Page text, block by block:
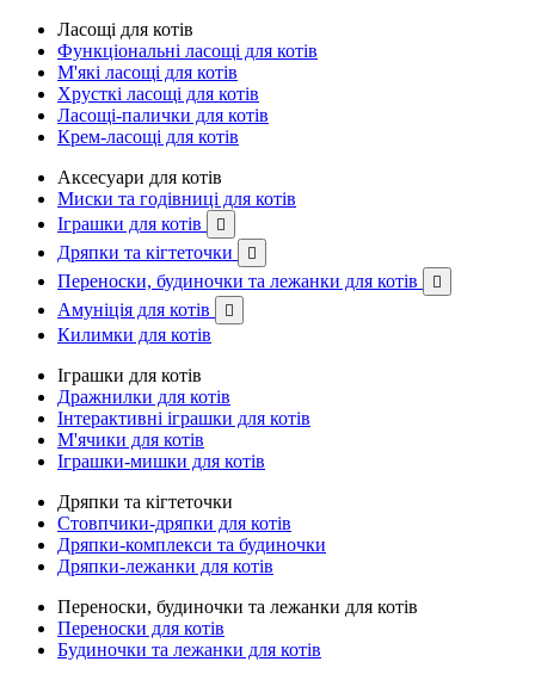
Ласощі для котів
Функціональні ласощі для котів
М'які ласощі для котів
Хрусткі ласощі для котів
Ласощі-палички для котів
Крем-ласощі для котів
Аксесуари для котів
Миски та годівниці для котів
Іграшки для котів

Дряпки та кігтеточки 
Переноски, будиночки та лежанки для котів 
Амуніція для котів 
Килимки для котів
Іграшки для котів
Дражнилки для котів
Інтерактивні іграшки для котів
М'ячики для котів
Іграшки-мишки для котів
Дряпки та кігтеточки
Стовпчики-дряпки для котів
Дряпки-комплекси та будиночки
Дряпки-лежанки для котів
Переноски, будиночки та лежанки для котів
Переноски для котів
Будиночки та лежанки для котів